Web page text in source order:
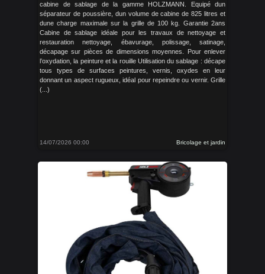
cabine de sablage de la gamme HOLZMANN. Equipé dun
séparateur de poussière, dun volume de cabine de 825 litres et
dune charge maximale sur la grille de 100 kg. Garantie 2ans
Cabine de sablage idéale pour les travaux de nettoyage et
restauration nettoyage, ébavurage, polissage, satinage,
décapage sur pièces de dimensions moyennes. Pour enlever
l’oxydation, la peinture et la rouille Utilisation du sablage : décape
tous types de surfaces peintures, vernis, oxydes en leur
donnant un aspect rugueux, idéal pour repeindre ou vernir. Grille
(...)
14/07/2026 00:00 Bricolage et jardin